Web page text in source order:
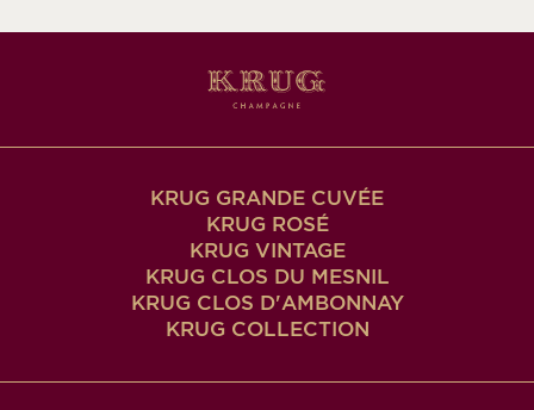
KRUG GRANDE CUVÉE
KRUG ROSÉ
KRUG VINTAGE
KRUG CLOS DU MESNIL
KRUG CLOS D'AMBONNAY
KRUG COLLECTION